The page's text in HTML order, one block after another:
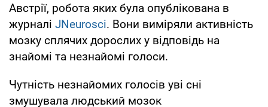
Австрії, робота яких була опублікована в
журналі JNeurosci. Вони виміряли активність
мозку сплячих дорослих у відповідь на
знайомі та незнайомі голоси.
Чутність незнайомих голосів уві сні
змушувала людський мозок